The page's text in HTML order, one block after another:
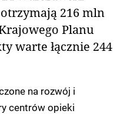
216 mln
Planu
warte łącznie 244
na rozwój i
centrów opieki